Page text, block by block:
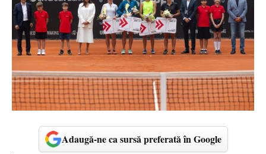
Adaugă-ne ca sursă preferată în Google